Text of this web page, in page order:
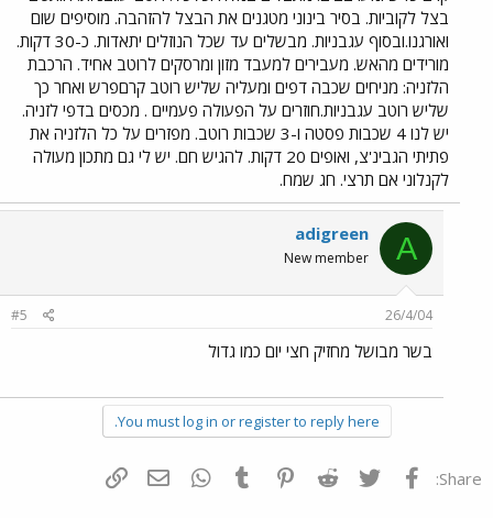
בצל לקוביות. בסיר בינוני מטגנים את הבצל להזהבה. מוסיפים שום
ואורגנו.ובסוף עגבניות. מבשלים עד שכל הנוזלים יתאדות. כ-30 דקות.
מורידים מהאש. מעבירים למעבד מזון ומרסקים לרוטב אחיד. הרכבת
הלזניה: מניחים שכבה דפים ומעליה שליש רוטב קרםפרש ואחר כך
שליש רוטב עגבניות.חוזרים על הפעולה פעמיים . מכסים בדפי לזניה.
יש לנו 4 שכבות פסטה ו-3 שכבות רוטב. מפזרים על כל הלזניה את
פתיתי הגבינ'צ, ואופים 20 דקות. להגיש חם. יש לי גם מתכון מעולה
לקנלוני אם תרצי. חג שמח.
A
adigreen
New member
26/4/04
#5
בשר מבושל מחזיק חצי יום כמו גדול
You must log in or register to reply here.
Share: פייסבוק Twitter
Reddit
Pinterest
Tumblr
WhatsAppדואר אלקטרוני